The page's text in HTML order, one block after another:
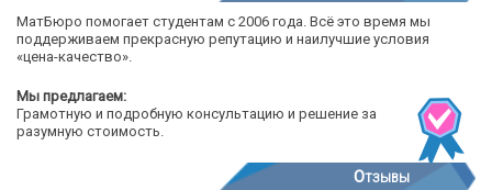
МатБюро помогает студентам с 2006 года. Всё это время мы
поддерживаем прекрасную репутацию и наилучшие условия
«цена-качество».
Мы предлагаем:
Грамотную и подробную консультацию и решение за
разумную стоимость.
Отзывы